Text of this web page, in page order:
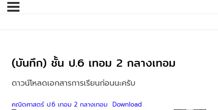
(บันทึก) ชั้น ป.6 เทอม 2 กลางเทอม
ดาวน์โหลดเอกสารการเรียนก่อนนะครับ
คณิตศาสตร์ ป.6 เทอม 2 กลางเทอม Download